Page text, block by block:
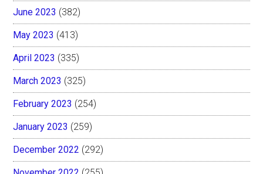
June 2023 (382)
May 2023 (413)
April 2023 (335)
March 2023 (325)
February 2023 (254)
January 2023 (259)
December 2022 (292)